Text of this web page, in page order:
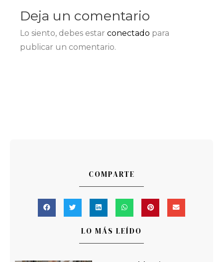
Deja un comentario
Lo siento, debes estar conectado para
publicar un comentario.
COMPARTE
LO MÁS LEÍDO